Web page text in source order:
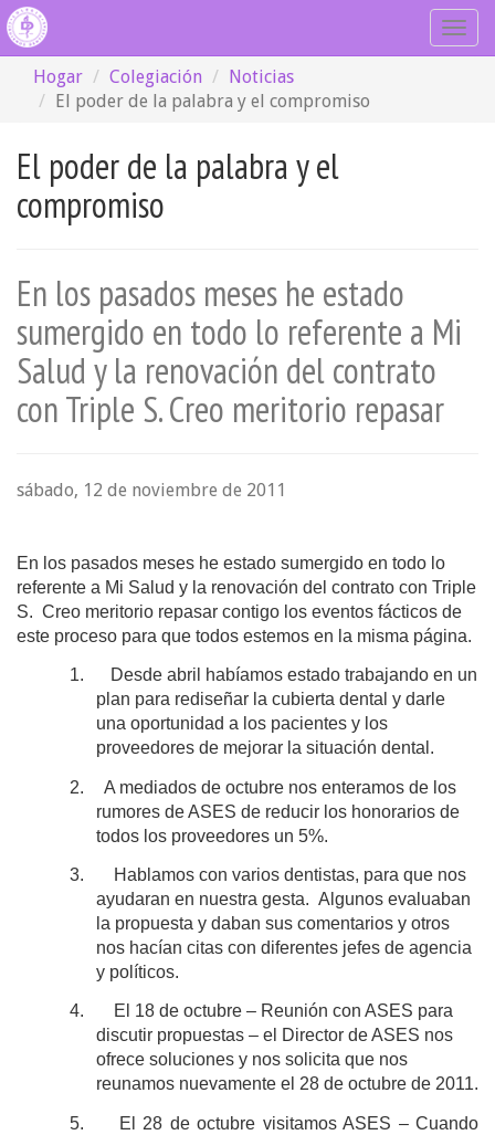
Hogar
Colegiación
Noticias
El poder de la palabra y el compromiso
El poder de la palabra y el
compromiso
En los pasados meses he estado
sumergido en todo lo referente a Mi
Salud y la renovación del contrato
con Triple S. Creo meritorio repasar
sábado, 12 de noviembre de 2011
En los pasados meses he estado sumergido en todo lo
referente a Mi Salud y la renovación del contrato con Triple
S. Creo meritorio repasar contigo los eventos fácticos de
este proceso para que todos estemos en la misma página.
1.
Desde abril habíamos estado trabajando en un
plan para rediseñar la cubierta dental y darle
una oportunidad a los pacientes y los
proveedores de mejorar la situación dental.
2.
A mediados de octubre nos enteramos de los
rumores de ASES de reducir los honorarios de
todos los proveedores un 5%.
3.
Hablamos con varios dentistas, para que nos
ayudaran en nuestra gesta. Algunos evaluaban
la propuesta y daban sus comentarios y otros
nos hacían citas con diferentes jefes de agencia
y políticos.
4.
El 18 de octubre – Reunión con ASES para
discutir propuestas – el Director de ASES nos
ofrece soluciones y nos solicita que nos
reunamos nuevamente el 28 de octubre de 2011.
5.
El 28 de octubre visitamos ASES ‒ Cuando